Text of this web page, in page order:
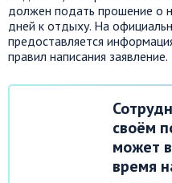
должен подать прошение о
дней к отдыху. На
предоставляется
правил написания заявление.
своём
может
время